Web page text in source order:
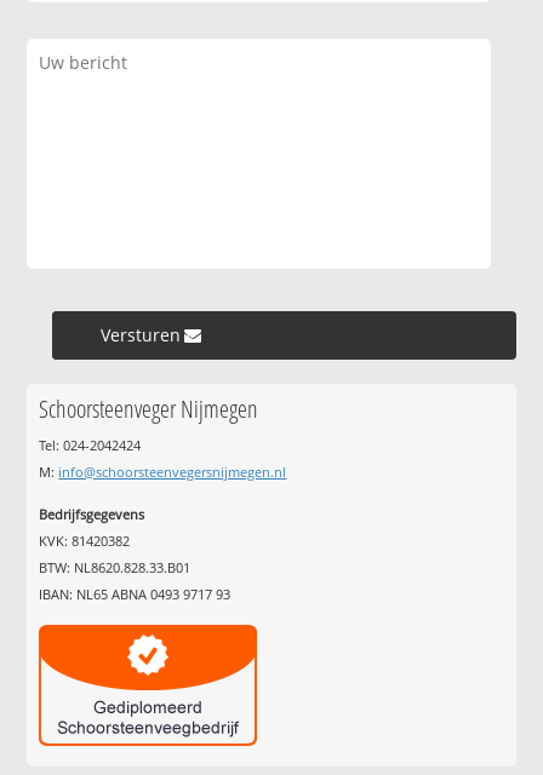
Versturen »
Schoorsteenveger Nijmegen
Tel: 024-2042424
M: info@schoorsteenvegersnijmegen.nl
Bedrijfsgegevens
KVK: 81420382
BTW: NL8620.828.33.B01
IBAN: NL65 ABNA 0493 9717 93